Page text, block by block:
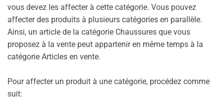
vous devez les affecter à cette catégorie. Vous pouvez
affecter des produits à plusieurs catégories en parallèle.
Ainsi, un article de la catégorie Chaussures que vous
proposez à la vente peut appartenir en même temps à la
catégorie Articles en vente.
Pour affecter un produit à une catégorie, procédez comme
suit: